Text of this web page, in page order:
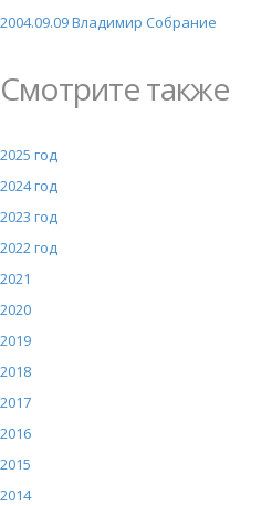
2004.09.09 Владимир Собрание
Смотрите также
2025 год
2024 год
2023 год
2022 год
2021
2020
2019
2018
2017
2016
2015
2014